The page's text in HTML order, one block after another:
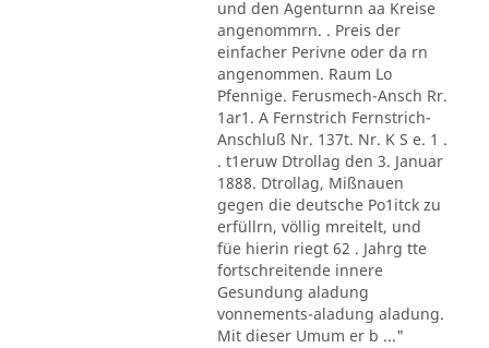
und den Agenturnn aa Kreise
angenommrn. . Preis der
einfacher Perivne oder da rn
angenommen. Raum Lo
Pfennige. Ferusmech-Ansch Rr.
1ar1. A Fernstrich Fernstrich-
Anschluß Nr. 137t. Nr. K S e. 1 .
. t1eruw Dtrollag den 3. Januar
1888. Dtrollag, Mißnauen
gegen die deutsche Po1itck zu
erfüllrn, völlig mreitelt, und
füe hierin riegt 62 . Jahrg tte
fortschreitende innere
Gesundung aladung
vonnements-aladung aladung.
Mit dieser Umum er b ..."